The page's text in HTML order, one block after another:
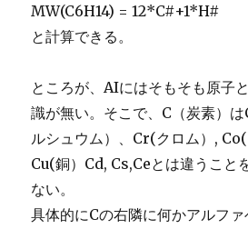
MW(C6H14) = 12*C#+1*H#
と計算できる。
ところが、AIにはそもそも原子
識が無い。そこで、C（炭素）
ルシュウム）、Cr(クロム）,
Cu(銅）Cd, Cs,Ceとは違うこと
ない。
具体的にCの右隣に何かアルフ